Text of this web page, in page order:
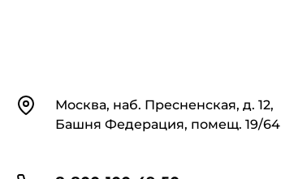
КонтактыМосква, наб. Пресненская, д. 12,
Башня Федерация, помещ. 19/64